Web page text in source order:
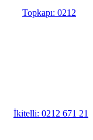
Topkapı: 0212
İkitelli: 0212 671 21